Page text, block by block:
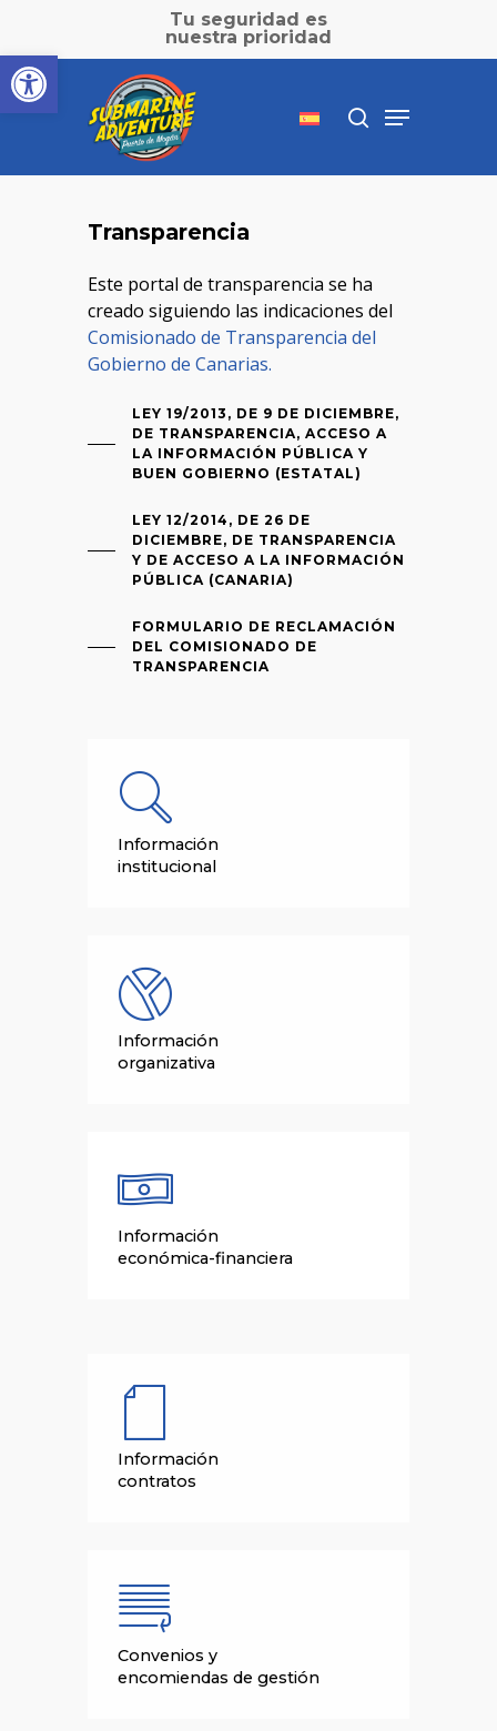
Abrir barra de herramientas
main
content
Tu seguridad es
nuestra prioridad
search
Menu
Inicio»Transparencia
Transparencia
Este portal de transparencia se ha
creado siguiendo las indicaciones del
Comisionado de Transparencia del
Gobierno de Canarias.
LEY 19/2013, DE 9 DE DICIEMBRE,
DE TRANSPARENCIA, ACCESO A
LA INFORMACIÓN PÚBLICA Y
BUEN GOBIERNO (ESTATAL)
LEY 12/2014, DE 26 DE
DICIEMBRE, DE TRANSPARENCIA
Y DE ACCESO A LA INFORMACIÓN
PÚBLICA (CANARIA)
FORMULARIO DE RECLAMACIÓN
DEL COMISIONADO DE
TRANSPARENCIA
Información
institucional
Información
organizativa
Información
económica-financiera
Información
contratos
Convenios y
encomiendas de gestión